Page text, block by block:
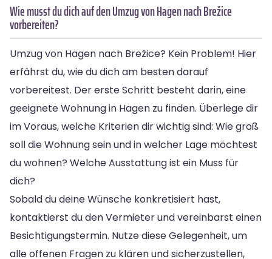
Wie musst du dich auf den Umzug von Hagen nach Brežice
vorbereiten?
Umzug von Hagen nach Brežice? Kein Problem! Hier
erfährst du, wie du dich am besten darauf
vorbereitest. Der erste Schritt besteht darin, eine
geeignete Wohnung in Hagen zu finden. Überlege dir
im Voraus, welche Kriterien dir wichtig sind: Wie groß
soll die Wohnung sein und in welcher Lage möchtest
du wohnen? Welche Ausstattung ist ein Muss für
dich?
Sobald du deine Wünsche konkretisiert hast,
kontaktierst du den Vermieter und vereinbarst einen
Besichtigungstermin. Nutze diese Gelegenheit, um
alle offenen Fragen zu klären und sicherzustellen,